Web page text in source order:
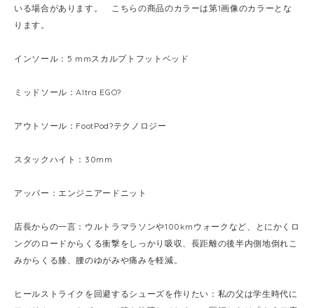
いる場合があります。 こちらの商品のカラーは第1画像のカラーとな
ります。
インソール：5 mmスカルプトフットベッド
ミッドソール：Altra EGO?
アウトソール：FootPod?テクノロジー
スタックハイト：30mm
アッパー：エンジニアードニット
店長からの一言：ウルトラマラソンや100kmウォークなど、とにかくロ
ングのロードからくる衝撃をしっかり吸収、長距離の後半内側地倒れこ
みからくる膝、腰のゆがみや痛みを軽減。
ヒールストライクを回避するシューズを作りたい：私の父は学生時代に